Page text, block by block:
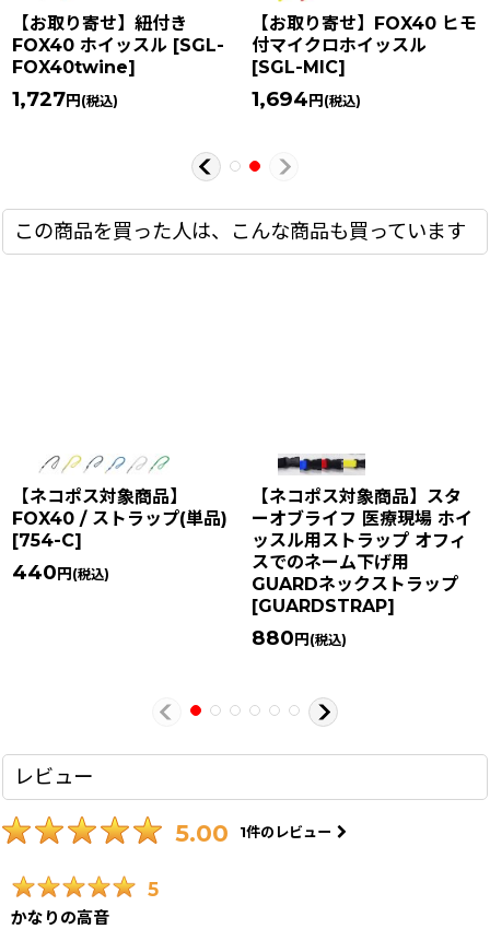
【お取り寄せ】紐付き
FOX40 ホイッスル [SGL-
FOX40twine]
1,727円(税込)
【お取り寄せ】FOX40 ヒモ
付マイクロホイッスル
[SGL-MIC]
1,694円(税込)
この商品を買った人は、こんな商品も買っています
【ネコポス対象商品】
FOX40 / ストラップ(単品)
[754-C]
440円(税込)
【ネコポス対象商品】スタ
ーオブライフ 医療現場 ホイ
ッスル用ストラップ オフィ
スでのネーム下げ用
GUARDネックストラップ
[GUARDSTRAP]
880円(税込)
レビュー
5.00 1件のレビュー
5
かなりの高音